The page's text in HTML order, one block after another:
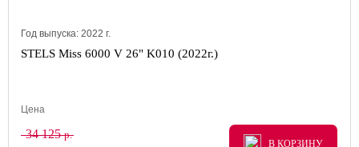
Год выпуска: 2022 г.
STELS Miss 6000 V 26" K010 (2022г.)
Цена
34 125р.
В КОРЗИНУ
В КОРЗИНУ
В КОРЗИНУ